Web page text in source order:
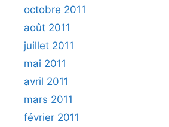
octobre 2011
août 2011
juillet 2011
mai 2011
avril 2011
mars 2011
février 2011